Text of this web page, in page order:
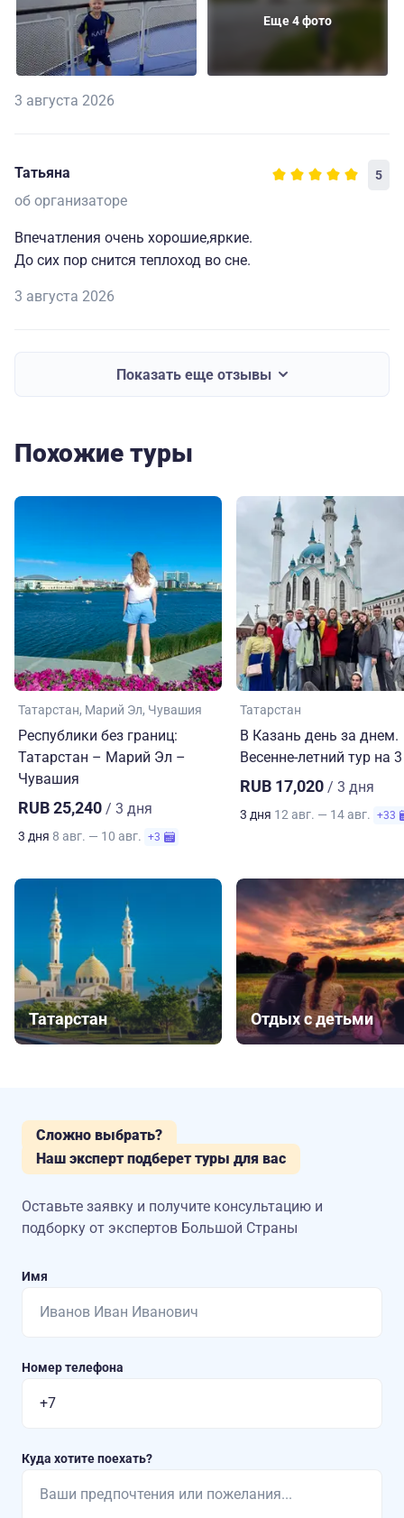
Еще 4 фото
3 августа 2026
Татьяна 5
об организаторе
Впечатления очень хорошие,яркие.
До сих пор снится теплоход во сне.
3 августа 2026
Показать еще отзывы
Похожие туры
Татарстан Марий Эл Чувашия
Республики без границ:
Татарстан – Марий Эл –
Чувашия
RUB 25,240 / 3 дня
3 дня 8 авг. — 10 авг. +3
Татарстан
В Казань день за днем.
Весенне-летний тур на
RUB 17,020 / 3 дня
3 дня 12 авг. — 14 авг. +33
Татарстан Отдых с детьми
Сложно выбрать?
Наш эксперт подберет туры для вас
Оставьте заявку и получите консультацию и
подборку от экспертов Большой Страны
Имя
Номер телефона
Куда хотите поехать?